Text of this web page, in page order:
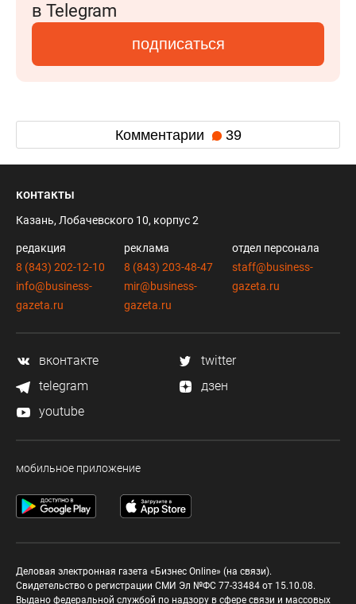
в Telegram
подписаться
Комментарии 39
контакты
Казань, Лобачевского 10, корпус 2
редакция
8 (843) 202-12-10
info@business-
gazeta.ru
реклама
8 (843) 203-48-47
mir@business-
gazeta.ru
отдел персонала
staff@business-
gazeta.ru
вконтакте
twitter
telegram
дзен
youtube
мобильное приложение
Деловая электронная газета «Бизнес Online» (на связи).
Свидетельство о регистрации СМИ Эл №ФС 77-33484 от 15.10.08.
Выдано федеральной службой по надзору в сфере связи и массовых